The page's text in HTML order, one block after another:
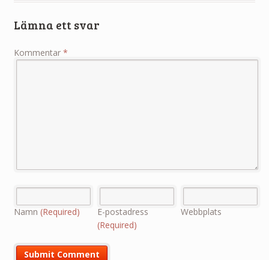
Lämna ett svar
Kommentar *
Namn (Required)
E-postadress
(Required)
Webbplats